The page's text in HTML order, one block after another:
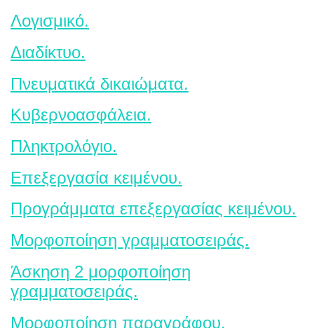
Λογισμικό.
Διαδίκτυο.
Πνευματικά δικαιώματα.
Κυβερνοασφάλεια.
Πληκτρολόγιο.
Επεξεργασία κειμένου.
Προγράμματα επεξεργασίας κειμένου.
Μορφοποίηση γραμματοσειράς.
Άσκηση 2 μορφοποίηση
γραμματοσειράς.
Μορφοποίηση παραγράφου.